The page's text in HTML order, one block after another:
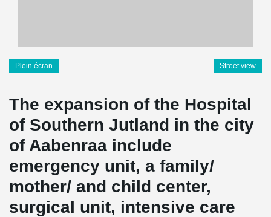
Plein écran Street view
The expansion of the Hospital
of Southern Jutland in the city
of Aabenraa include
emergency unit, a family/
mother/ and child center,
surgical unit, intensive care